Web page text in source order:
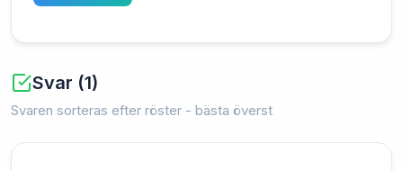
Svar (1)
Svaren sorteras efter röster - bästa överst